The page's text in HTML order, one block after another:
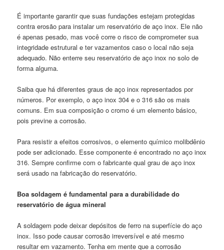
É importante garantir que suas fundações estejam protegidas
contra erosão para instalar um reservatório de aço inox. Ele não
é apenas pesado, mas você corre o risco de comprometer sua
integridade estrutural e ter vazamentos caso o local não seja
adequado. Não enterre seu reservatório de aço inox no solo de
forma alguma.
Saiba que há diferentes graus de aço inox representados por
números. Por exemplo, o aço inox 304 e o 316 são os mais
comuns. Em sua composição o cromo é um elemento básico,
pois previne a corrosão.
Para resistir a efeitos corrosivos, o elemento químico molibdênio
pode ser adicionado. Esse componente é encontrado no aço inox
316. Sempre confirme com o fabricante qual grau de aço inox
será usado na fabricação do reservatório.
Boa soldagem é fundamental para a durabilidade do
reservatório de água mineral
A soldagem pode deixar depósitos de ferro na superfície do aço
inox. Isso pode causar corrosão irreversível e até mesmo
resultar em vazamento. Tenha em mente que a corrosão